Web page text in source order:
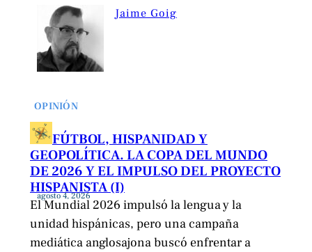
Jaime Goig
OPINIÓN
FÚTBOL, HISPANIDAD Y
GEOPOLÍTICA. LA COPA DEL MUNDO
DE 2026 Y EL IMPULSO DEL PROYECTO
HISPANISTA (I)
agosto 4, 2026
El Mundial 2026 impulsó la lengua y la
unidad hispánicas, pero una campaña
mediática anglosajona buscó enfrentar a